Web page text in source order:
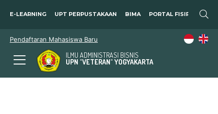
E-LEARNING UPT PERPUSTAKAAN BIMA PORTAL FISIP
Pendaftaran Mahasiswa Baru
ILMU ADMINISTRASI BISNIS
UPN "VETERAN" YOGYAKARTA